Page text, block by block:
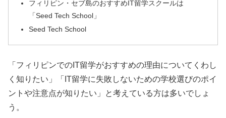
フィリピン・セブ島のおすすめIT留学スクールは
「Seed Tech School」
Seed Tech School
「フィリピンでのIT留学がおすすめの理由についてくわし
く知りたい」「IT留学に失敗しないための学校選びのポイ
ントや注意点が知りたい」と考えている方は多いでしょ
う。